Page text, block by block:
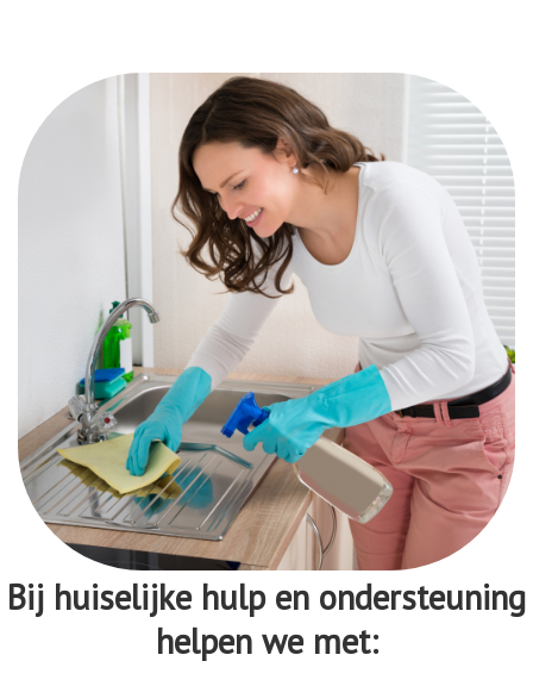
Bij huiselijke hulp en ondersteuning
helpen we met: